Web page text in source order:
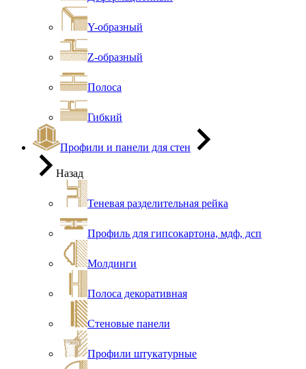
Y-образный
Z-образный
Полоса
Гибкий
Профили и панели для стен
Назад
Теневая разделительная рейка
Профиль для гипсокартона, мдф, дсп
Молдинги
Полоса декоративная
Стеновые панели
Профили штукатурные